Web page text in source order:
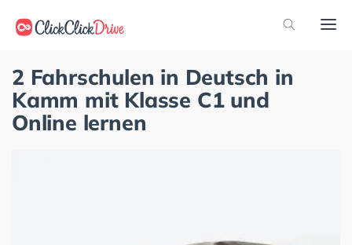
2 Fahrschulen in Deutsch in
Kamm mit Klasse C1 und
Online lernen